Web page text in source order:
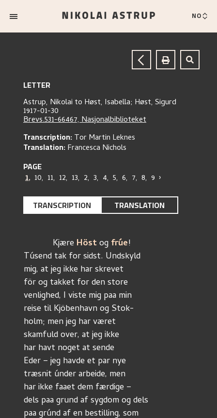
NO
LETTER
Astrup, Nikolai to Høst, Isabella; Høst, Sigurd
1917-01-30
Brevs.531-66467, Nasjonalbiblioteket
Transcription:Tor Martin Leknes
Translation:Francesca Nichols
PAGE
1, 10, 11, 12, 13, 2, 3, 4, 5, 6, 7, 8, 9 ›
TRANSCRIPTION TRANSLATION
	    Kjære
Höst og frúe!
Túsend tak for sidst. Undskyld
mig, at jeg ikke har skrevet
för og takket for den store
venlighed, I viste mig paa min
reise til Kjöbenhavn og Stok-
holm; men jeg har været
skamfuld over, at jeg ikke
har havt noget at sende
Eder – jeg havde et par nye
træsnit únder arbeide, men
har ikke faaet dem færdige –
dels paa grund af sygdom og dels
paa grúnd af en bestilling, som